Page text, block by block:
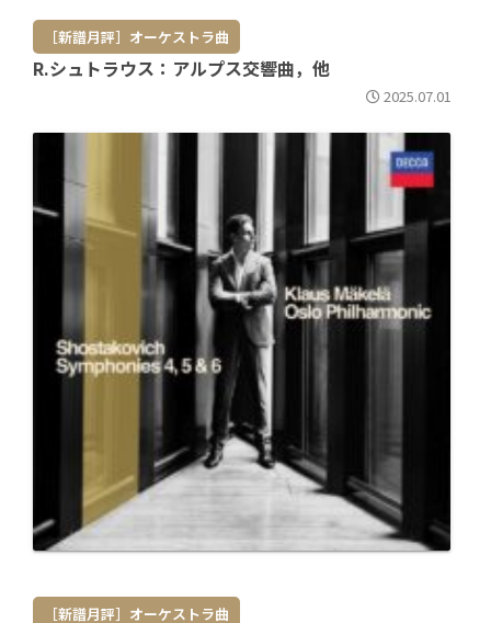
［新譜月評］オーケストラ曲
R.シュトラウス：アルプス交響曲，他
2025.07.01
［新譜月評］オーケストラ曲